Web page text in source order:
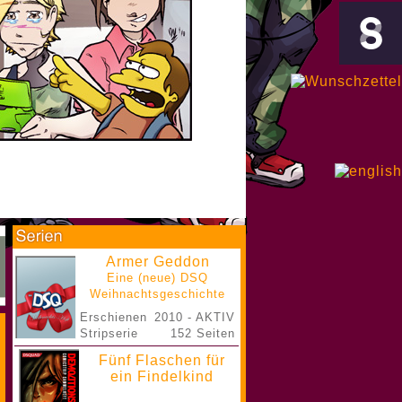
Armer Geddon
Eine (neue) DSQ
Weihnachtsgeschichte
Erschienen
Stripserie
2010 - AKTIV
152 Seiten
Fünf Flaschen für
ein Findelkind